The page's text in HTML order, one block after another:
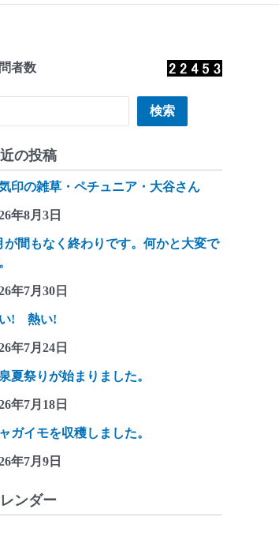
者数
検索
の投稿
印の雑草・ペチュニア・大谷さん
年8月3日
が間もなく終わりです。何かと大変で
年7月30日
! 熱い!
年7月24日
夏祭りが始まりました。
年7月18日
ガイモを収穫しました。
年7月9日
ンダー